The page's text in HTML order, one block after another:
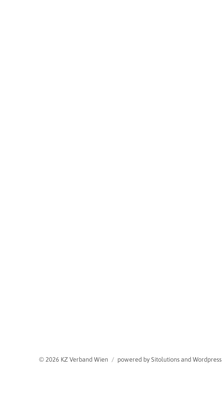
© 2026 KZ Verband Wien powered by Sitolutions and Wordpress